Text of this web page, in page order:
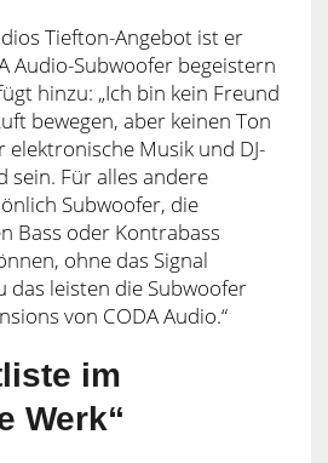
Tiefton-Angebot ist er
Audio-Subwoofer begeistern
hinzu: „Ich bin kein Freund
bewegen, aber keinen Ton
elektronische Musik und DJ-
sein. Für alles andere
Subwoofer, die
Bass oder Kontrabass
ohne das Signal
das leisten die Subwoofer
von CODA Audio.“
im
Werk“